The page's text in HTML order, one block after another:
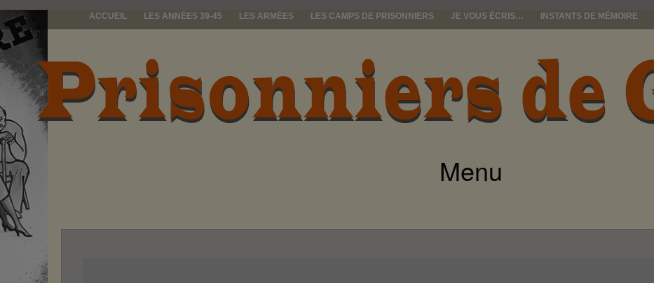
ACCUEIL LES ANNÉES 39-45 LES ARMÉES LES CAMPS DE PRISONNIERS JE VOUS ÉCRIS… INSTANTS DE MÉMOIRE
prisonniers de guerre
Menu